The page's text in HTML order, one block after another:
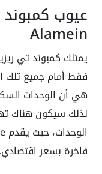
Alamein
يمتلك كمبوند تي
فقط أمام جميع تلك
هي أن الوحدات
لذلك سيكون هناك
فاخرة بسعر اقتصادي.